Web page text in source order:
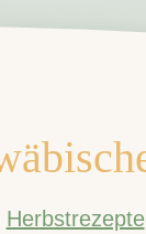
Herbstrezepte